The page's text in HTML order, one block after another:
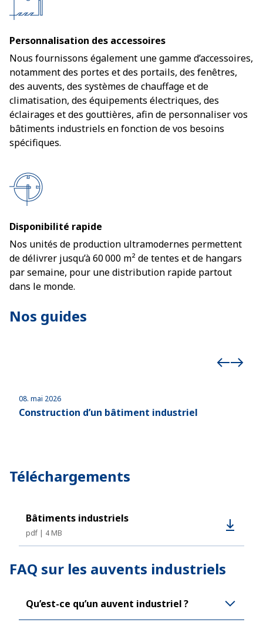
Personnalisation des accessoires
Nous fournissons également une gamme d’accessoires,
notamment des portes et des portails, des fenêtres,
des auvents, des systèmes de chauffage et de
climatisation, des équipements électriques, des
éclairages et des gouttières, afin de personnaliser vos
bâtiments industriels en fonction de vos besoins
spécifiques.
Disponibilité rapide
Nos unités de production ultramodernes permettent
de délivrer jusqu’à 60 000 m² de tentes et de hangars
par semaine, pour une distribution rapide partout
dans le monde.
Nos guides
08. mai 2026
Construction d’un bâtiment industriel
Téléchargements
Bâtiments industriels
pdf 4 MB
FAQ sur les auvents industriels
Qu’est-ce qu’un auvent industriel ?